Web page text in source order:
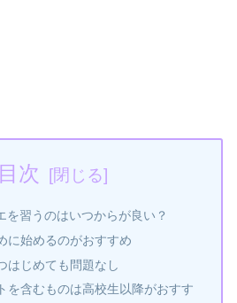
目次
を習うのはいつからが良い？
に始めるのがおすすめ
はじめても問題なし
を含むものは高校生以降がおすす